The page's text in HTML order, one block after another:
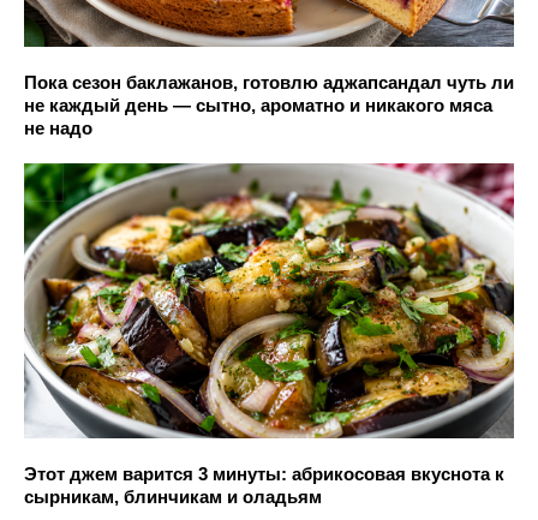
Пока сезон баклажанов, готовлю аджапсандал чуть ли
не каждый день — сытно, ароматно и никакого мяса
не надо
Этот джем варится 3 минуты: абрикосовая вкуснота к
сырникам, блинчикам и оладьям